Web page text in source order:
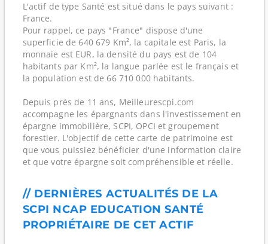
L'actif de type Santé est situé dans le pays suivant :
France.
Pour rappel, ce pays "France" dispose d'une
superficie de 640 679 Km², la capitale est Paris, la
monnaie est EUR, la densité du pays est de 104
habitants par Km², la langue parlée est le français et
la population est de 66 710 000 habitants.
Depuis près de 11 ans, Meilleurescpi.com
accompagne les épargnants dans l'investissement en
épargne immobilière, SCPI, OPCI et groupement
forestier. L'objectif de cette carte de patrimoine est
que vous puissiez bénéficier d'une information claire
et que votre épargne soit compréhensible et réelle.
// DERNIÈRES ACTUALITÉS DE LA
SCPI NCAP EDUCATION SANTÉ
PROPRIÉTAIRE DE CET ACTIF